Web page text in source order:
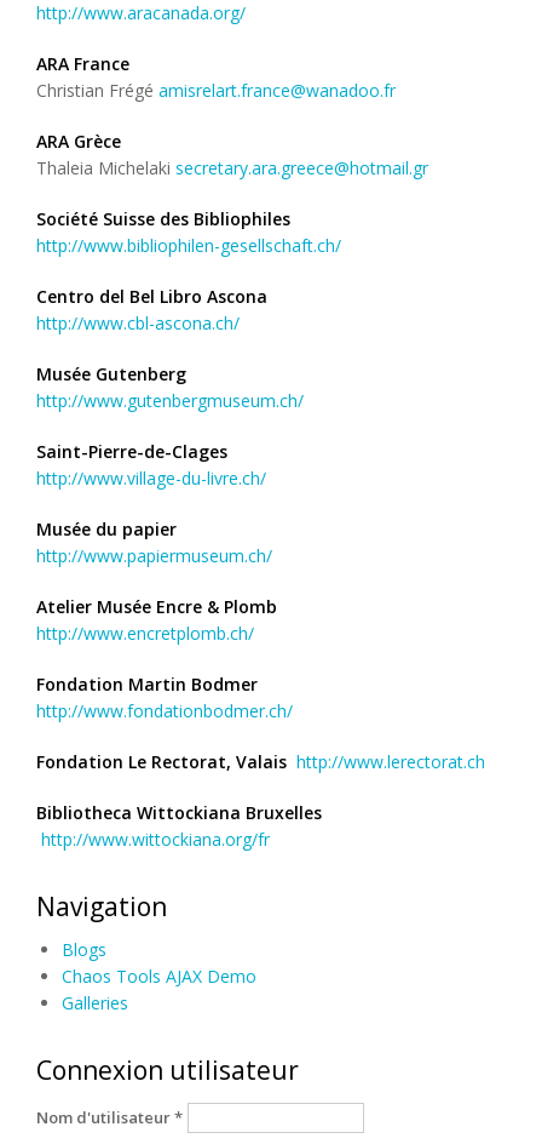
http://www.aracanada.org/
ARA France
Christian Frégé amisrelart.france@wanadoo.fr
ARA Grèce
Thaleia Michelaki secretary.ara.greece@hotmail.gr
Société Suisse des Bibliophiles
http://www.bibliophilen-gesellschaft.ch/
Centro del Bel Libro Ascona
http://www.cbl-ascona.ch/
Musée Gutenberg
http://www.gutenbergmuseum.ch/
Saint-Pierre-de-Clages
http://www.village-du-livre.ch/
Musée du papier
http://www.papiermuseum.ch/
Atelier Musée Encre & Plomb
http://www.encretplomb.ch/
Fondation Martin Bodmer
http://www.fondationbodmer.ch/
Fondation Le Rectorat, Valais http://www.lerectorat.ch
Bibliotheca Wittockiana Bruxelles
http://www.wittockiana.org/fr
Navigation
Blogs
Chaos Tools AJAX Demo
Galleries
Connexion utilisateur
Nom d'utilisateur*